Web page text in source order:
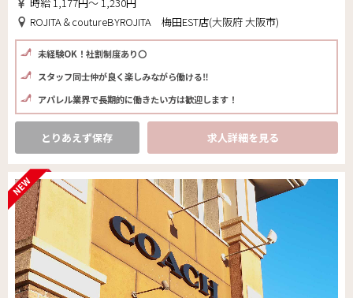
ROJITA＆coutureBYROJITA 梅田EST店(大阪府 大阪市)
未経験OK！社割制度あり〇
スタッフ同士仲が良く楽しみながら働ける‼
アパレル業界で長期的に働きたい方は歓迎します！
とりあえず保存 求人詳細を見る